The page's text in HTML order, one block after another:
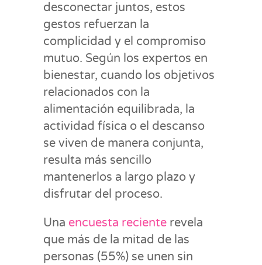
desconectar juntos, estos
gestos refuerzan la
complicidad y el compromiso
mutuo. Según los expertos en
bienestar, cuando los objetivos
relacionados con la
alimentación equilibrada, la
actividad física o el descanso
se viven de manera conjunta,
resulta más sencillo
mantenerlos a largo plazo y
disfrutar del proceso.
Una encuesta reciente revela
que más de la mitad de las
personas (55%) se unen sin